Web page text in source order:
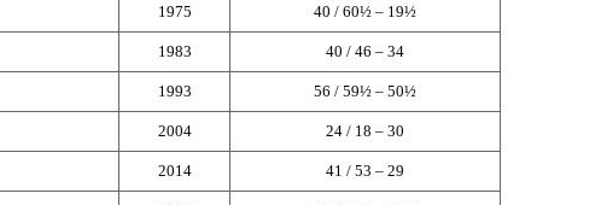
1975 40 / 60½ – 19½
1983 40 / 46 – 34
1993 56 / 59½ – 50½
2004 24 / 18 – 30
2014 41 / 53 – 29